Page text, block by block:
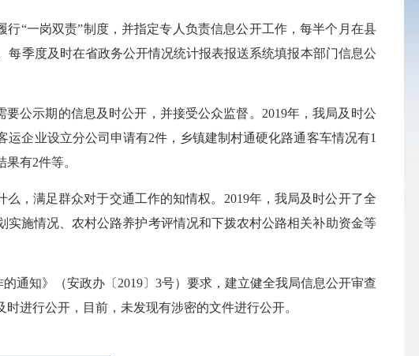
行“一岗双责”制度， 并指定专人 负责信息公开工作，每半个月 在县
季度及时在省政务公开情况统计报表报送系统填报本部门信息公
公示期的信息及时公开，并接受公众监督。2019年，我局及时公
企业设立分公司申请有2件，乡镇建制村通硬化路通客车情况有1
有2件等。
，满足群众对于交通工作的知情权。 2019年，我局及时公开了全
施情况、农村公路养护考评情况和下拨农村公路相关补助资金等
通知》（安政办〔 2019〕 3号）要求，建立健全我局信息公开审查
进行公开，目前，未发现有涉密的文件进行公开。